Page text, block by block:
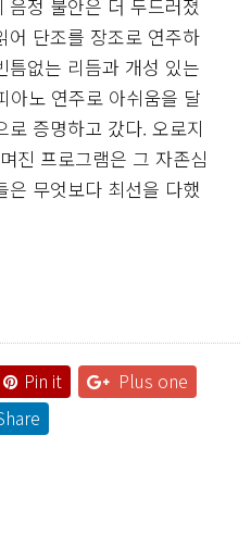
정 불안은 더 두드러졌
어 단조를 장조로 연주하
틈없는 리듬과 개성 있는
아노 연주로 아쉬움을 달
증명하고 갔다. 오로지
진 프로그램은 그 자존심
은 무엇보다 최선을 다했
Pin it
Plus one